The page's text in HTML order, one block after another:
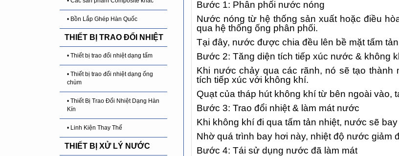
Bước 1: Phân phối nước nóng
Nước nóng từ hệ thống sản xuất hoặc điều
qua hệ thống ống phân phối.
Tại đây, nước được chia đều lên bề mặt tấm
Bước 2: Tăng diện tích tiếp xúc nước & không
Khi nước chảy qua các rãnh, nó sẽ tạo
tích tiếp xúc với không khí.
Quạt của tháp hút không khí từ bên ngoài vào,
Bước 3: Trao đổi nhiệt & làm mát nước
Khi không khí đi qua tấm tản nhiệt, nước sẽ
Nhờ quá trình bay hơi này, nhiệt độ nước giảm
Bước 4: Tái sử dụng nước đã làm mát
• Bồn Lắp Ghép Hàn Quốc
THIẾT BỊ TRAO ĐỔI NHIỆT
• Thiết bị trao đổi nhiệt dạng tấm
• Thiết bị trao đổi nhiệt dạng ống
chùm
• Thiết Bị Trao Đổi Nhiệt Dạng Hàn
Kín
• Linh Kiện Thay Thế
THIẾT BỊ XỬ LÝ NƯỚC